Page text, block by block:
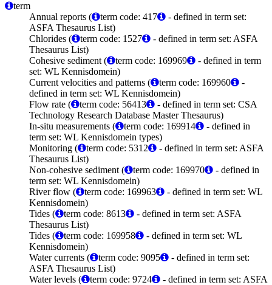
term
Annual reports (
term code: 417
- defined in term set:
ASFA Thesaurus List)
Chlorides (
term code: 1527
- defined in term set: ASFA
Thesaurus List)
Cohesive sediment (
term code: 169969
- defined in term
set: WL Kennisdomein)
Current velocities and patterns (
term code: 169960
-
defined in term set: WL Kennisdomein)
Flow rate (
term code: 56413
- defined in term set: CSA
Technology Research Database Master Thesaurus)
In-situ measurements (
term code: 169914
- defined in
term set: WL Kennisdomein types)
Monitoring (
term code: 5312
- defined in term set: ASFA
Thesaurus List)
Non-cohesive sediment (
term code: 169970
- defined in
term set: WL Kennisdomein)
River flow (
term code: 169963
- defined in term set: WL
Kennisdomein)
Tides (
term code: 8613
- defined in term set: ASFA
Thesaurus List)
Tides (
term code: 169958
- defined in term set: WL
Kennisdomein)
Water currents (
term code: 9095
- defined in term set:
ASFA Thesaurus List)
Water levels (
term code: 9724
- defined in term set: ASFA